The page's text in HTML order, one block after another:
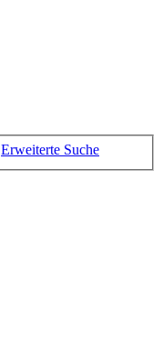
Erweiterte Suche